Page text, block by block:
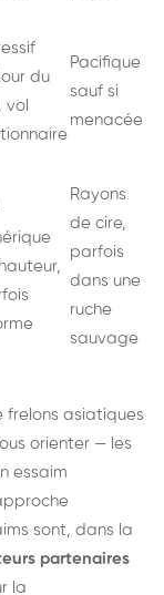
du
vol
Pacifique
sauf si
menacée
Rayons
de cire,
parfois
dans une
ruche
sauvage
frelons asiatiques
orienter — les
essaim
sont, dans la
partenaires
la